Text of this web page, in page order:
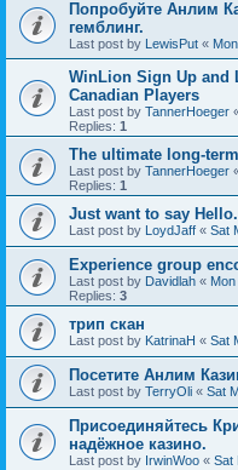
Попробуйте Анлим
гемблинг.
Last post by LewisPut «
WinLion Sign Up and
Canadian Players
Last post by TannerHoeger
Replies: 1
The ultimate long-
Last post by TannerHoeger
Replies: 1
Just want to say Hello.
Last post by LoydJaff « Sat
Experience group
Last post by Davidlah «
Replies: 3
трип скан
Last post by KatrinaH « Sat
Посетите Анлим
Last post by TerryOli « Sat
Присоединяйтесь
надёжное казино.
Last post by IrwinWoo « Sat